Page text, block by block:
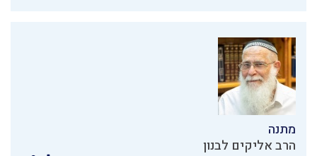
מתנה
הרב אליקים לבנון